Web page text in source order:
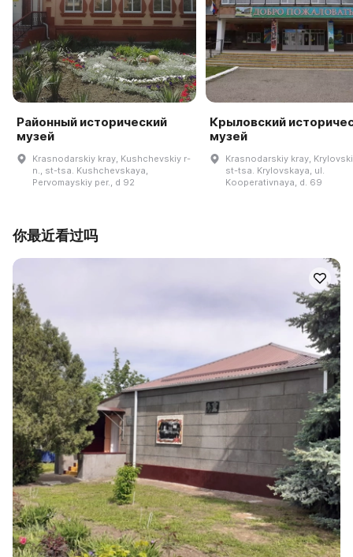
Районный исторический
музей
Krasnodarskiy kray, Kushchevskiy r-
n., st-tsa. Kushchevskaya,
Pervomayskiy per., d 92
Крыловский
музей
Krasnodarskiy kray,
st-tsa. Krylovskaya, ul.
Kooperativnaya, d. 69
你最近看过吗